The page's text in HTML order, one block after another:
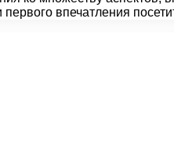
впечатления